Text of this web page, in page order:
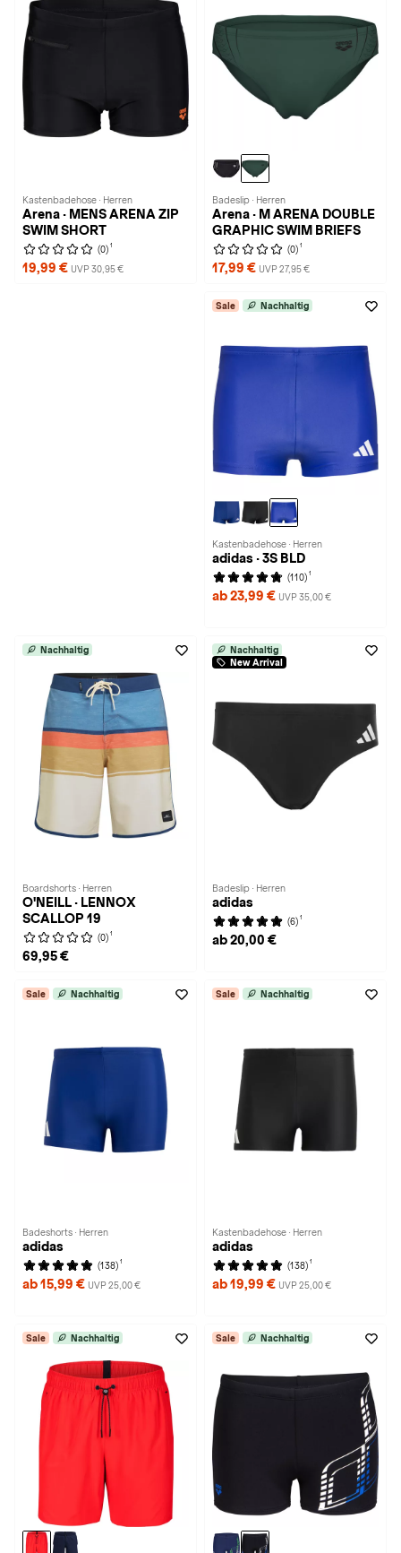
Kastenbadehose · Herren
Arena · MENS ARENA ZIP
SWIM SHORT
(0) 1
19,99 € UVP 30,95 €
Badeslip · Herren
Arena · M ARENA DOUBLE
GRAPHIC SWIM BRIEFS
(0) 1
17,99 € UVP 27,95 €
Sale Nachhaltig
Kastenbadehose · Herren
adidas · 3S BLD
(110) 1
ab 23,99 € UVP 35,00 €
Nachhaltig
Boardshorts · Herren
O'NEILL · LENNOX
SCALLOP 19
(0) 1
69,95 €
Nachhaltig
New Arrival
Badeslip · Herren
adidas
(6) 1
ab 20,00 €
Sale Nachhaltig
Badeshorts · Herren
adidas
(138) 1
ab 15,99 € UVP 25,00 €
Sale Nachhaltig
Kastenbadehose · Herren
adidas
(138) 1
ab 19,99 € UVP 25,00 €
Sale Nachhaltig Sale Nachhaltig